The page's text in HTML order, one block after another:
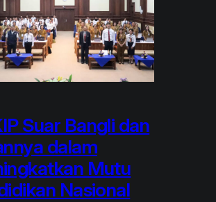
Suar Bangli dan
dalam
Mutu
Nasional